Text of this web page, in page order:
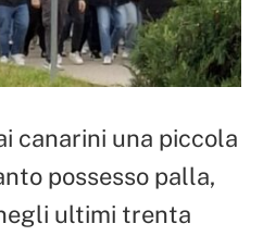
canarini una piccola
possesso palla,
ultimi trenta